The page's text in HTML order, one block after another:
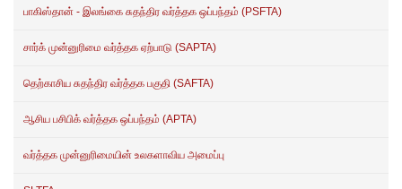
பாகிஸ்தான் - இலங்கை சுதந்திர வர்த்தக ஒப்பந்தம் (PSFTA)
சார்க் முன்னுரிமை வர்த்தக ஏற்பாடு (SAPTA)
தெற்காசிய சுதந்திர வர்த்தக பகுதி (SAFTA)
ஆசிய பசிபிக் வர்த்தக ஒப்பந்தம் (APTA)
வர்த்தக முன்னுரிமையின் உலகளாவிய அமைப்பு